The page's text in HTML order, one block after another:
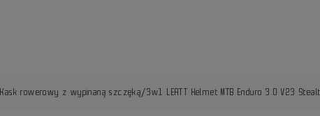
Kask rowerowy z wypinaną szczęką/3w1 LEATT Helmet MTB Enduro 3.0 V23